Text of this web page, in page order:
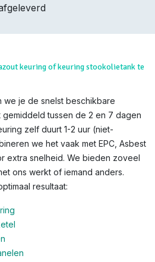
keuring of keuring stookolietank te
we je de snelst beschikbare
tussen de 2 en 7 dagen
zelf duurt 1-2 uur (niet-
we het vaak met EPC, Asbest
extra snelheid. We bieden zoveel
ons werkt of iemand anders.
resultaat: